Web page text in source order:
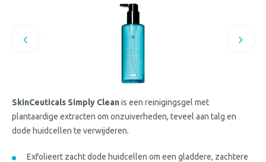
SkinCeuticals Simply Clean is een reinigingsgel met
plantaardige extracten om onzuiverheden, teveel aan talg en
dode huidcellen te verwijderen.
Exfolieert zacht dode huidcellen om een ​​gladdere, zachtere